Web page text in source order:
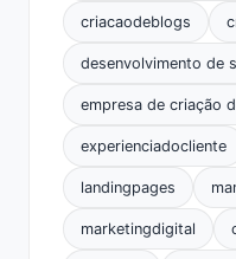
criacaodeblogs
desenvolvimento de
empresa de criação
experienciadocliente
landingpages
marketingdigital